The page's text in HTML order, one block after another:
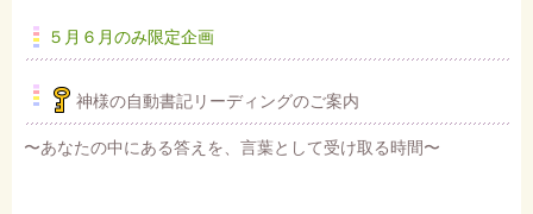
５月６月のみ限定企画
神様の自動書記リーディングのご案内
〜あなたの中にある答えを、言葉として受け取る時間〜